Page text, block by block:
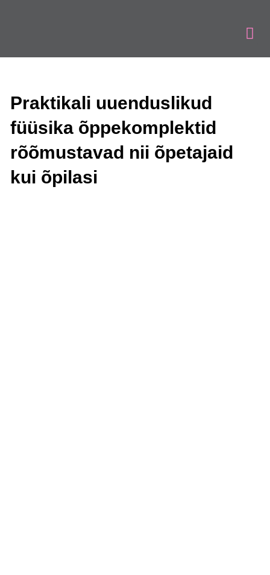
Praktikali uuenduslikud
füüsika õppekomplektid
rõõmustavad nii õpetajaid
kui õpilasi